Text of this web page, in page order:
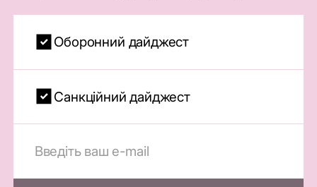
Оборонний дайджест
Санкційний дайджест